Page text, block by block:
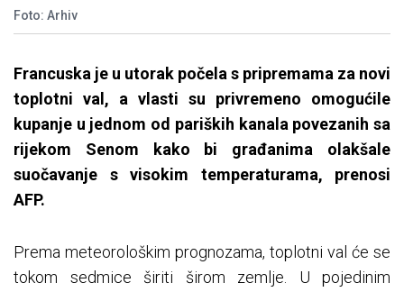
Foto: Arhiv
Francuska je u utorak počela s pripremama za novi
toplotni val, a vlasti su privremeno omogućile
kupanje u jednom od pariških kanala povezanih sa
rijekom Senom kako bi građanima olakšale
suočavanje s visokim temperaturama, prenosi
AFP.
Prema meteorološkim prognozama, toplotni val će se
tokom sedmice širiti širom zemlje. U pojedinim